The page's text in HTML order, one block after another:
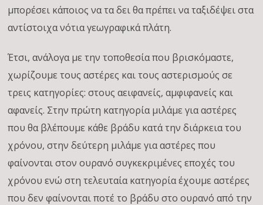
μπορέσει κάποιος να τα δει θα πρέπει να ταξιδέψει στα
αντίστοιχα νότια γεωγραφικά πλάτη.
Έτσι, ανάλογα με την τοποθεσία που βρισκόμαστε,
χωρίζουμε τους αστέρες και τους αστερισμούς σε
τρεις κατηγορίες: στους αειφανείς, αμφιφανείς και
αφανείς. Στην πρώτη κατηγορία μιλάμε για αστέρες
που θα βλέπουμε κάθε βράδυ κατά την διάρκεια του
χρόνου, στην δεύτερη μιλάμε για αστέρες που
φαίνονται στον ουρανό συγκεκριμένες εποχές του
χρόνου ενώ στη τελευταία κατηγορία έχουμε αστέρες
που δεν φαίνονται ποτέ το βράδυ στο ουρανό από την